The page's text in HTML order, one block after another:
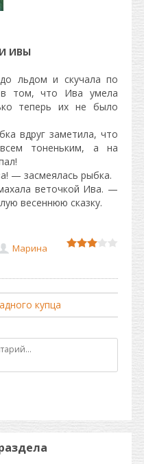
ИВЫ
льдом и скучала по
том, что Ива умела
теперь их не было
вдруг заметила, что
тоненьким, а на
— засмеялась рыбка.
веточкой Ива. —
весеннюю сказку.
Марина
купца